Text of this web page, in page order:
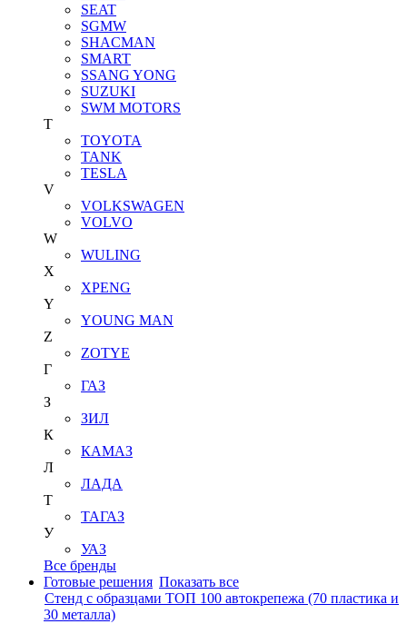
SEAT
SGMW
SHACMAN
SMART
SSANG YONG
SUZUKI
SWM MOTORS
T
TOYOTA
TANK
TESLA
V
VOLKSWAGEN
VOLVO
W
WULING
X
XPENG
Y
YOUNG MAN
Z
ZOTYE
Г
ГАЗ
З
ЗИЛ
К
КАМАЗ
Л
ЛАДА
Т
ТАГАЗ
У
УАЗ
Все бренды
Готовые решения Показать все
Стенд с образцами ТОП 100 автокрепежа (70 пластика и
30 металла)